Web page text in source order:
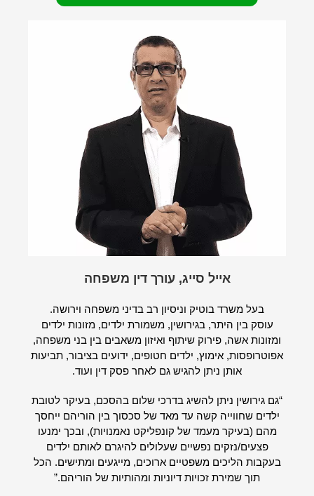
אייל סייג, עורך דין משפחה
בעל משרד בוטיק וניסיון רב בדיני משפחה וירושה.
עוסק בין היתר, בגירושין, משמורת ילדים, מזונות ילדים
ומזונות אשה, פירוק שיתוף ואיזון משאבים בין בני משפחה,
אפוטרופסות, אימוץ, ילדים חטופים, ידועים בציבור, תביעות
אותן ניתן להגיש גם לאחר פסק דין ועוד.
“גם גירושין ניתן להשיג בדרכי שלום בהסכם, בעיקר לטובת
ילדים שחווייה קשה עד מאד של סכסוך בין הוריהם ייחסך
מהם (בעיקר מעמד של קונפליקט נאמנויות), ובכך ימנעו
פצעים/נזקים נפשיים שעלולים להיגרם לאותם ילדים
בעקבות הליכים משפטיים ארוכים, מייגעים ומתישים. הכל
תוך שמירת זכויות דיוניות ומהותיות של הוריהם.”